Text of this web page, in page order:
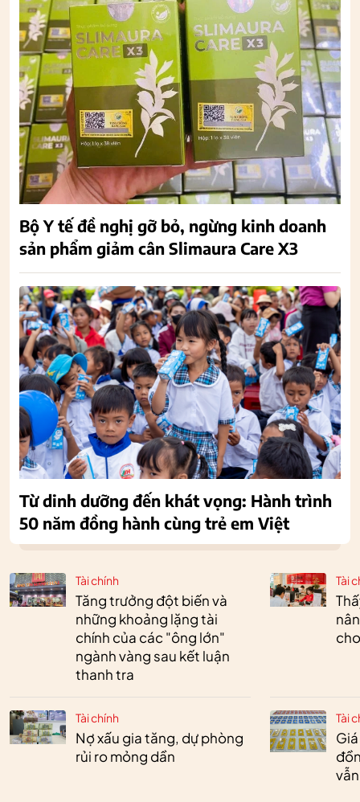
Tài chính
Tăng trưởng đột biến và
những khoảng lặng tài
chính của các "ông lớn"
ngành vàng sau kết luận
thanh tra
Tài chính
Nợ xấu gia tăng, dự phòng
rủi ro mỏng dần
Tài
Tài
Bộ Y tế đề nghị gỡ bỏ, ngừng kinh doanh
sản phẩm giảm cân Slimaura Care X3
Từ dinh dưỡng đến khát vọng: Hành trình
50 năm đồng hành cùng trẻ em Việt